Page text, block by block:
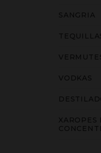
SANGRIA
VODKAS
XAROPES